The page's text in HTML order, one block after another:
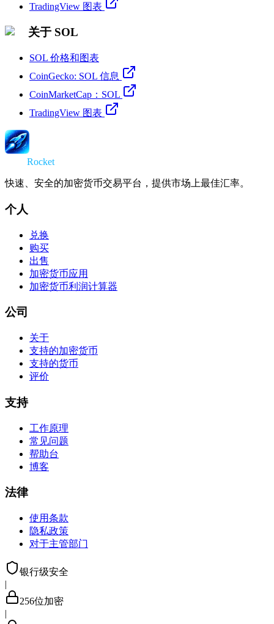
TradingView 图表
关于 SOL
SOL 价格和图表
CoinGecko: SOL 信息
CoinMarketCap：SOL
TradingView 图表
Rocket
快速、安全的加密货币交易平台，提供市场上最佳汇率。
个人
兑换
购买
出售
加密货币应用
加密货币利润计算器
公司
关于
支持的加密货币
支持的货币
评价
支持
工作原理
常见问题
帮助台
博客
法律
使用条款
隐私政策
对于主管部门
银行级安全
|
256位加密
|